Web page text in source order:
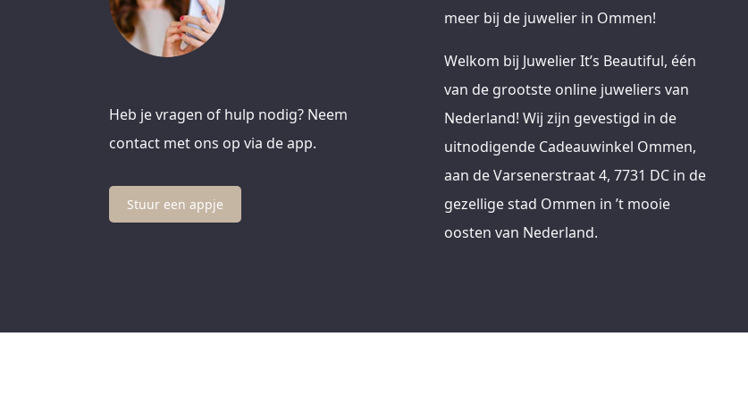
Heb je vragen of hulp nodig? Neem
contact met ons op via de app.
Stuur een appje
meer bij de juwelier in Ommen!
Welkom bij Juwelier It’s Beautiful, één
van de grootste online juweliers van
Nederland! Wij zijn gevestigd in de
uitnodigende Cadeauwinkel Ommen,
aan de Varsenerstraat 4, 7731 DC in de
gezellige stad Ommen in ’t mooie
oosten van Nederland.